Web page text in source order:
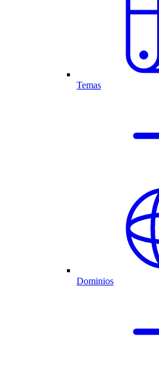
Temas
Dominios